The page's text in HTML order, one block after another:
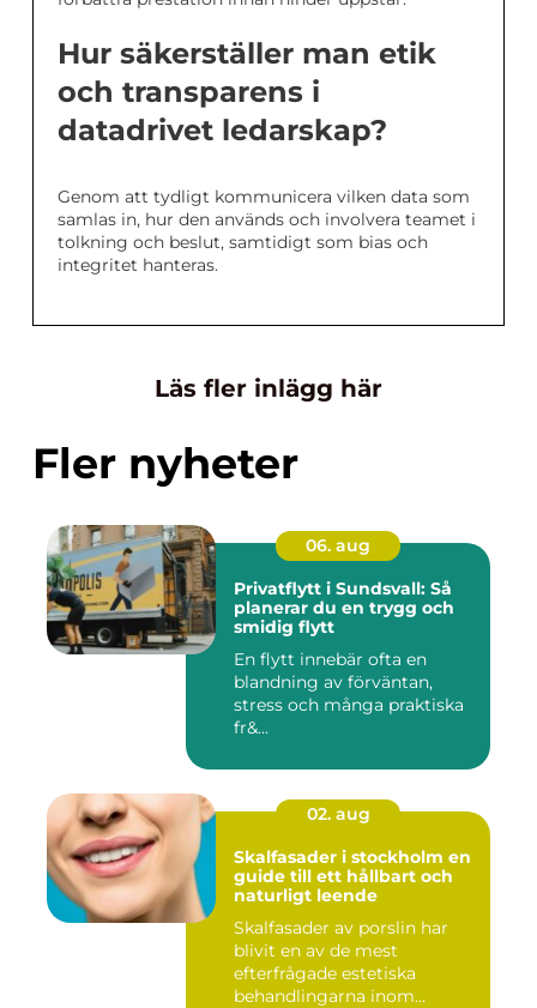
Hur säkerställer man etik
och transparens i
datadrivet ledarskap?
Genom att tydligt kommunicera vilken data som
samlas in, hur den används och involvera teamet i
tolkning och beslut, samtidigt som bias och
integritet hanteras.
Läs fler inlägg här
Fler nyheter
06. aug
Privatflytt i Sundsvall: Så
planerar du en trygg och
smidig flytt
En flytt innebär ofta en
blandning av förväntan,
stress och många praktiska
fr&...
02. aug
Skalfasader i stockholm en
guide till ett hållbart och
naturligt leende
Skalfasader av porslin har
blivit en av de mest
efterfrågade estetiska
behandlingarna inom